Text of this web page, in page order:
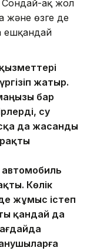
Сондай-ақ жол
және өзге де
ешқандай
жатыр.
бар
су
да жасанды
Көлік
жұмыс істеп
қандай да